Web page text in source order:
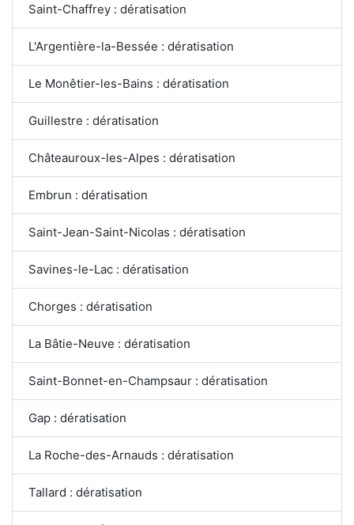
Saint-Chaffrey : dératisation
L'Argentière-la-Bessée : dératisation
Le Monêtier-les-Bains : dératisation
Guillestre : dératisation
Châteauroux-les-Alpes : dératisation
Embrun : dératisation
Saint-Jean-Saint-Nicolas : dératisation
Savines-le-Lac : dératisation
Chorges : dératisation
La Bâtie-Neuve : dératisation
Saint-Bonnet-en-Champsaur : dératisation
Gap : dératisation
La Roche-des-Arnauds : dératisation
Tallard : dératisation